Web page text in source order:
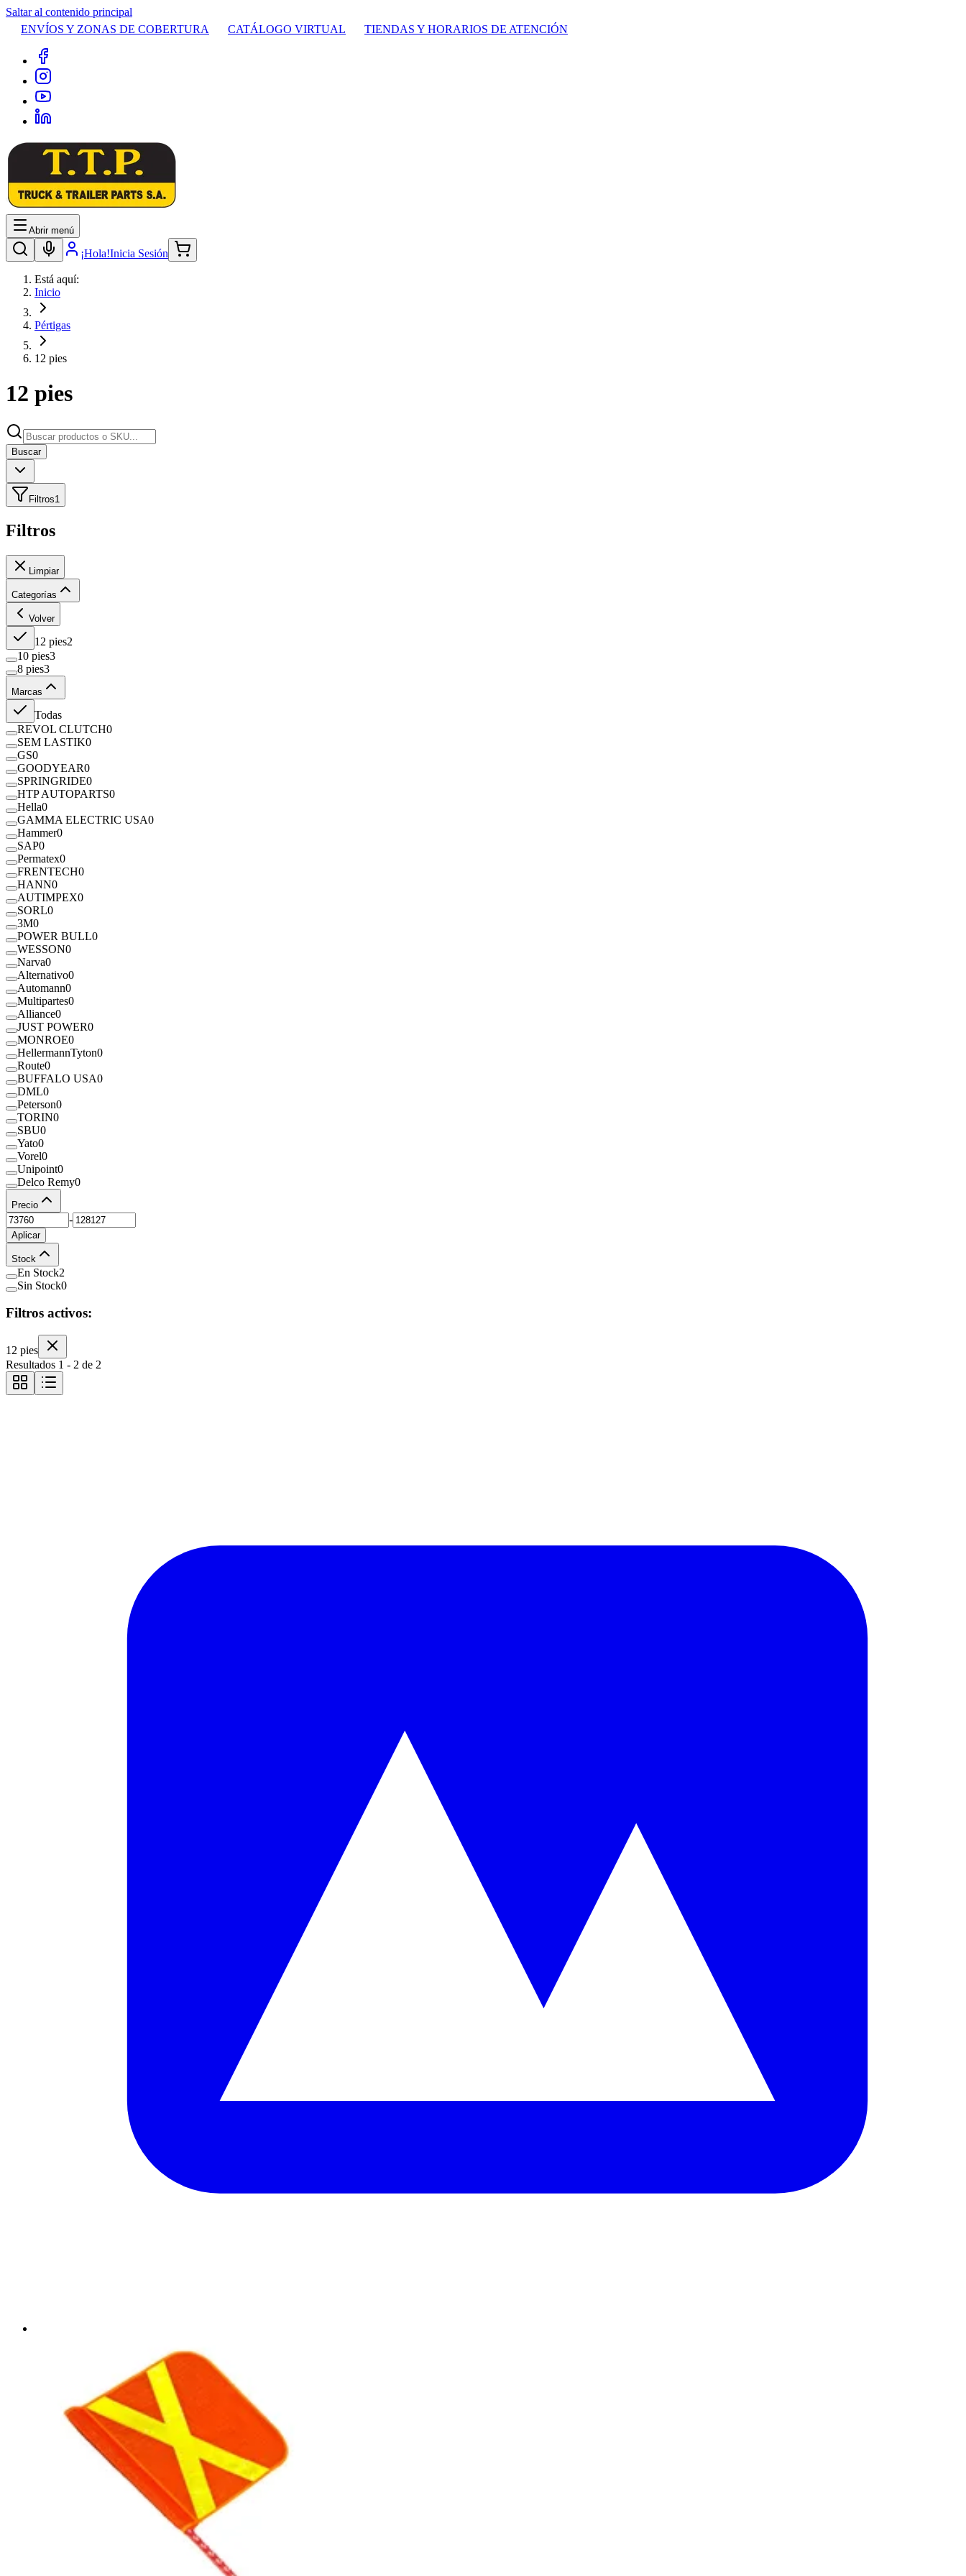
Saltar al contenido principal
ENVÍOS Y ZONAS DE COBERTURA
CATÁLOGO VIRTUAL TIENDAS Y HORARIOS DE ATENCIÓN
Abrir menú
¡Hola!Inicia Sesión
Está aquí:
Inicio
Pértigas
12 pies
12 pies
Buscar
Filtros1
Filtros
Limpiar
Categorías
Volver
12 pies2
10 pies3
8 pies3
Marcas
Todas
REVOL CLUTCH0
SEM LASTIK0
GS0
GOODYEAR0
SPRINGRIDE0
HTP AUTOPARTS0
Hella0
GAMMA ELECTRIC USA0
Hammer0
SAP0
Permatex0
FRENTECH0
HANN0
AUTIMPEX0
SORL0
3M0
POWER BULL0
WESSON0
Narva0
Alternativo0
Automann0
Multipartes0
Alliance0
JUST POWER0
MONROE0
HellermannTyton0
Route0
BUFFALO USA0
DML0
Peterson0
TORIN0
SBU0
Yato0
Vorel0
Unipoint0
Delco Remy0
Precio
-
Aplicar
Stock
En Stock2
Sin Stock0
Filtros activos:
12 pies
Resultados 1 - 2 de 2